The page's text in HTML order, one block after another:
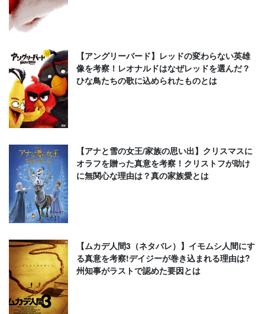
【アングリーバード】レッドの変わらない英雄
像を考察！レオナルドはなぜレッドを選んだ？
ひな鳥たちの歌に込められたものとは
【アナと雪の女王/家族の思い出】クリスマスに
オラフを贈った真意を考察！クリストフが助け
に無関心な理由は？真の家族愛とは
【ムカデ人間3（ネタバレ）】イモムシ人間にす
る真意を考察!デイジーが巻き込まれる理由は?
州知事がラストで認めた要因とは